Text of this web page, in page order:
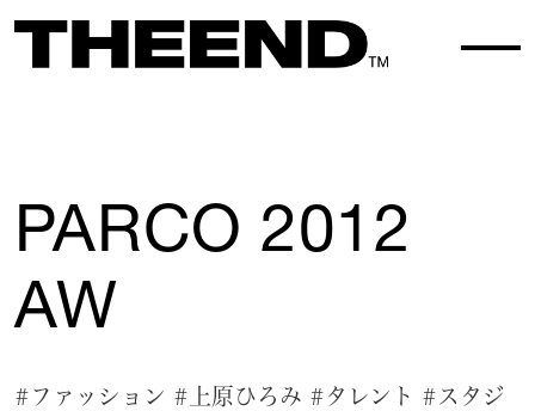
WORK 003
PARCO 2012
AW
#ファッション #上原ひろみ #タレント #スタジ